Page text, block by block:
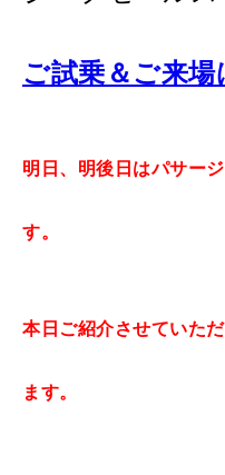
ご試乗＆ご来場
明日、明後日はパサー
す。
本日ご紹介させていた
ます。